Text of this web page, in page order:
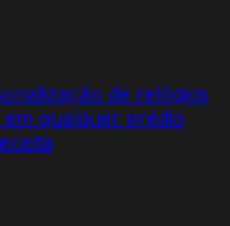
de relógios
qualquer prédio